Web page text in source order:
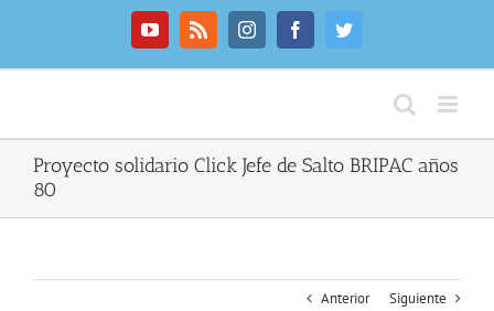
YouTubeRss InstagramFacebookTwitter
Proyecto solidario Click Jefe de Salto BRIPAC años
80
Anterior Siguiente